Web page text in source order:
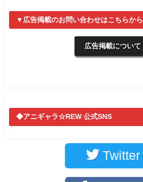
▼広告掲載のお問い合わせはこちらから
広告掲載について
◆アニギャラ☆REW 公式SNS
Twitter